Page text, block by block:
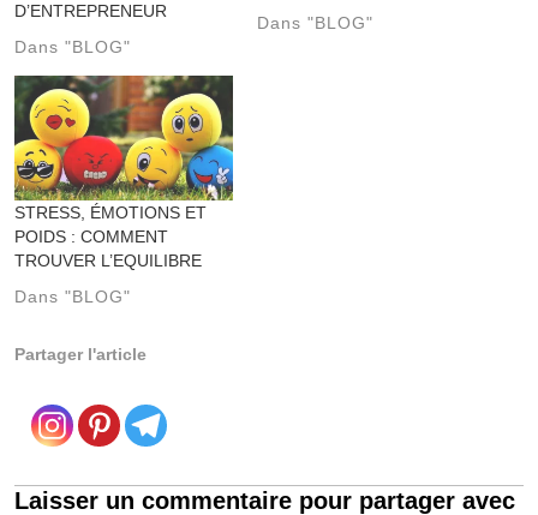
D’ENTREPRENEUR
Dans "BLOG"
Dans "BLOG"
STRESS, ÉMOTIONS ET
POIDS : COMMENT
TROUVER L’EQUILIBRE
Dans "BLOG"
Partager l'article
Laisser un commentaire pour partager avec